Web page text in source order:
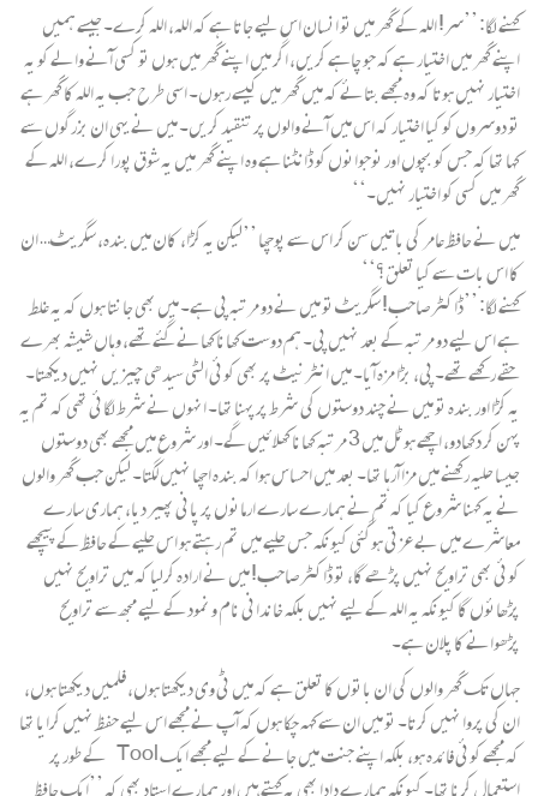
کہنے لگا: ’’سر! اللہ کے گھر میں تو انسان اس لیے جاتا ہے کہ اللہ، اللہ کرے۔ جیسے ہمیں
اپنے گھر میں اختیار ہے کہ جو چاہے کریں، اگر میں اپنے گھر میں ہوں تو کسی آنے والے کو یہ
اختیار نہیں ہوتا کہ وہ مجھے بتائے کہ میں گھر میں کیسے رہوں۔ اسی طرح جب یہ اللہ کا گھر ہے
تو دوسروں کو کیا اختیار کہ اس میں آنے والوں پر تنقید کریں۔ میں نے یہی ان بزرگوں سے
کہا تھا کہ جس کو بچوں اور نوجوانوں کو ڈانٹنا ہے وہ اپنے گھر میں یہ شوق پورا کرے، اللہ کے
گھر میں کسی کو اختیار نہیں۔‘‘
میں نے حافظ عامر کی باتیں سن کر اس سے پوچھا ’’لیکن یہ کڑا، کان میں بندہ، سگریٹ… ان
کا اس بات سے کیا تعلق؟‘‘
کہنے لگا: ’’ڈاکٹر صاحب! سگریٹ تو میں نے دو مرتبہ پی ہے۔ میں بھی جانتا ہوں کہ یہ غلط
ہے اس لیے دو مرتبہ کے بعد نہیں پی۔ ہم دوست کھانا کھانے گئے تھے، وہاں شیشہ بھرے
حقے رکھے تھے۔ پی، بڑا مزہ آیا۔ میں انٹرنیٹ پر بھی کوئی الٹی سیدھی چیزیں نہیں دیکھتا۔
یہ کڑا اور بندہ تو میں نے چند دوستوں کی شرط پر پہنا تھا۔ انہوں نے شرط لگائی تھی کہ تم یہ
پہن کر دکھادو، اچھے ہوٹل میں 3 مرتبہ کھانا کھلائیں گے۔ اور شروع میں مجھے بھی دوستوں
جیسا حلیہ رکھنے میں مزا آرہا تھا۔ بعد میں احساس ہوا کہ بندہ اچھا نہیں لگتا۔ لیکن جب گھر والوں
نے یہ کہنا شروع کیا کہ تم نے ہمارے سارے ارمانوں پر پانی پھیر دیا، ہماری سارے
معاشرے میں بے عزتی ہوگئی کیونکہ جس حلیے میں تم رہتے ہو اس حلیے کے حافظ کے پیچھے
کوئی بھی تراویح نہیں پڑھے گا، تو ڈاکٹر صاحب! میں نے ارادہ کرلیا کہ میں تراویح نہیں
پڑھائوں گا کیونکہ یہ اللہ کے لیے نہیں بلکہ خاندانی نام و نمود کے لیے مجھ سے تراویح
پڑھوانے کا پلان ہے۔
جہاں تک گھر والوں کی ان باتوں کا تعلق ہے کہ میں ٹی وی دیکھتا ہوں، فلمیں دیکھتا ہوں،
ان کی پروا نہیں کرتا۔ تو میں ان سے کہہ چکا ہوں کہ آپ نے مجھے اس لیے حفظ نہیں کرایا تھا
کہ مجھے کوئی فائدہ ہو، بلکہ اپنے جنت میں جانے کے لیے مجھے ایک Tool کے طور پر